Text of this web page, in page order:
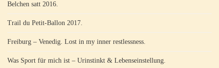
Belchen satt 2016.
Trail du Petit-Ballon 2017.
Freiburg – Venedig. Lost in my inner restlessness.
Was Sport für mich ist – Urinstinkt & Lebenseinstellung.